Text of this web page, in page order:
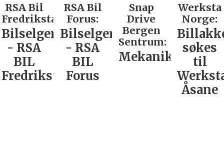
RSA Bil
Fredrikstad:
Bilselger
- RSA
BIL
Fredrikstad
RSA Bil
Forus:
Bilselger
- RSA
BIL
Forus
Snap
Drive
Bergen
Sentrum:
Mekaniker
Werksta
Norge:
søkes
til
Åsane